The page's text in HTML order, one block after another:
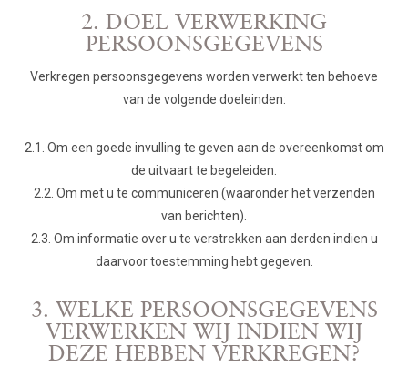
2. DOEL VERWERKING
PERSOONSGEGEVENS
Verkregen persoonsgegevens worden verwerkt ten behoeve
van de volgende doeleinden:
2.1. Om een goede invulling te geven aan de overeenkomst om
de uitvaart te begeleiden.
2.2. Om met u te communiceren (waaronder het verzenden
van berichten).
2.3. Om informatie over u te verstrekken aan derden indien u
daarvoor toestemming hebt gegeven.
3. WELKE PERSOONSGEGEVENS
VERWERKEN WIJ INDIEN WIJ
DEZE HEBBEN VERKREGEN?